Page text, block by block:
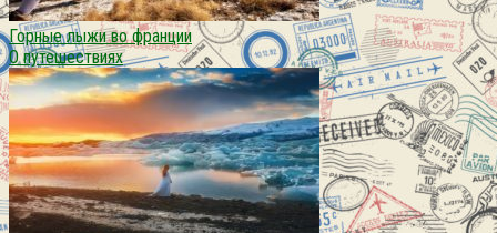
Горные лыжи во франции
О путешествиях